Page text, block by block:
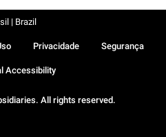
All rights reserved.
Privacidade Segurança
Accessibility
| Brazil